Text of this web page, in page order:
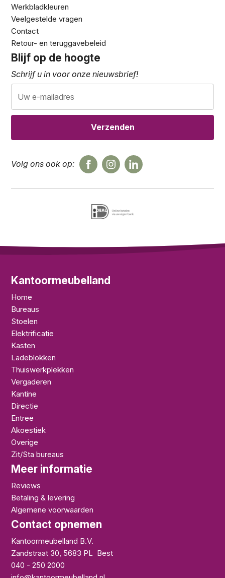
Werkbladkleuren
Veelgestelde vragen
Contact
Retour- en teruggavebeleid
Blijf op de hoogte
Schrijf u in voor onze nieuwsbrief!
Volg ons ook op:
Kantoormeubelland
Home
Bureaus
Stoelen
Elektrificatie
Kasten
Ladeblokken
Thuiswerkplekken
Vergaderen
Kantine
Directie
Entree
Akoestiek
Overige
Zit/Sta bureaus
Meer informatie
Reviews
Betaling & levering
Algemene voorwaarden
Contact opnemen
Kantoormeubelland B.V.
Zandstraat 30, 5683 PL Best
040 - 250 2000